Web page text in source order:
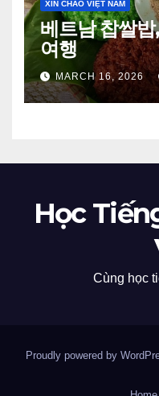
XIN CHÀO VIỆT NAM
베트남 찹쌀
여행
MARCH 16, 2026
Học
Cùng học
Proudly powered by